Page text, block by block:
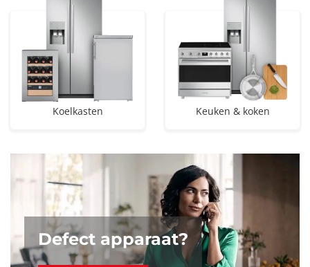
Koelkasten Keuken & koken
Defect apparaat?